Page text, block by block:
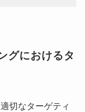
グにおけるタ
切なターゲティ